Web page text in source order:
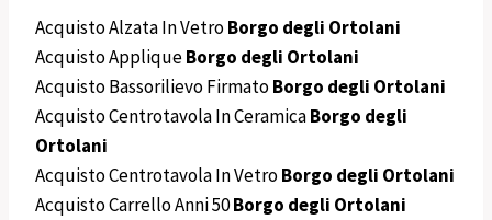
Acquisto Alzata In VetroBorgo degli Ortolani
Acquisto AppliqueBorgo degli Ortolani
Acquisto Bassorilievo FirmatoBorgo degli Ortolani
Acquisto Centrotavola In CeramicaBorgo degli
Ortolani
Acquisto Centrotavola In VetroBorgo degli Ortolani
Acquisto Carrello Anni 50Borgo degli Ortolani